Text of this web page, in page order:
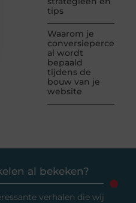
tips
Waarom je
al wordt
bepaald
tijdens de
bouw van je
website
al bekeken?
verhalen die wij